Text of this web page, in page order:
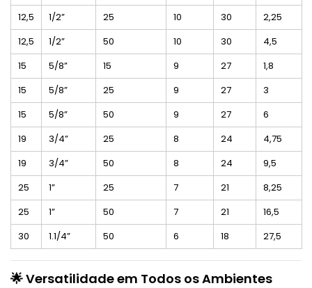
12,5
1/2” 25 10 30
2,25
12,5
1/2” 50 10 30
4,5
15
5/8” 15 9 27
1,8
15
5/8” 25 9 27
3
15
5/8” 50 9 27
6
19
3/4” 25 8 24
4,75
19
3/4” 50 8 24
9,5
25
1” 25 7 21
8,25
25
1” 50 7 21
16,5
30
1.1/4” 50 6 18 27,5
🌟Versatilidade em Todos os Ambientes